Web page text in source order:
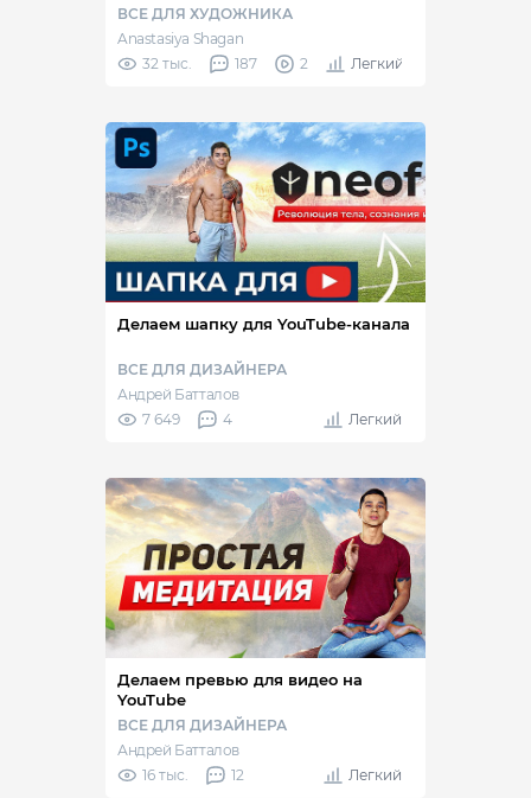
ВСЕ ДЛЯ ХУДОЖНИКА
Anastasiya Shagan
32 тыс.
187 2 Легкий
Делаем шапку для YouTube-канала
ВСЕ ДЛЯ ДИЗАЙНЕРА
Андрей Батталов
7 649
4 Легкий
Делаем превью для видео на
YouTube
ВСЕ ДЛЯ ДИЗАЙНЕРА
Андрей Батталов
16 тыс.
12 Легкий